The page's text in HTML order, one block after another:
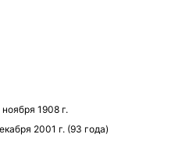
ноября 1908 г.
2001 г. (93 года)